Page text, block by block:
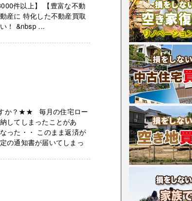
件以上】 【豊富な不動
産に 特化した不動産買取
！ &nbsp ...
か？★★ 毎月の住宅ロー
してしまったことがあ
った・・ このまま返済が
の通知書が届いてしまっ